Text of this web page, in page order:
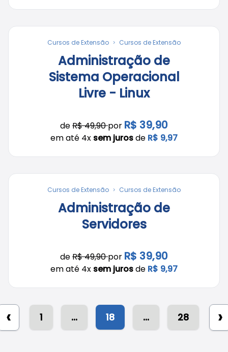
Cursos de Extensão Cursos de Extensão
Administração de
Sistema Operacional
Livre - Linux
deR$ 49,90por R$ 39,90
em até 4x sem jurosde R$ 9,97
Cursos de Extensão Cursos de Extensão
Administração de
Servidores
deR$ 49,90por R$ 39,90
em até 4x sem jurosde R$ 9,97
‹ 1 ... 18 ... 28 ›